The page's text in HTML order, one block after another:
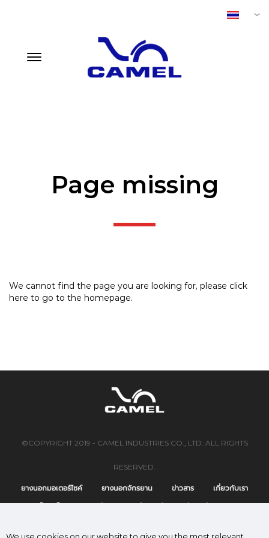
Page missing
We cannot find the page you are looking for, please click
here to go to the homepage.
©COPYRIGHT 2019 - CAMEL INDUSTRIES CO., LTD. ALL RIGHTS
RESERVED.
ยางนอกมอเตอร์ไซค์
ยางนอกจักรยาน ข่าวสาร
เกี่ยวกับเรา
แค็ตตาล็อก
ติดต่อเรา นโยบายคุ้มครองข้อมูลส่วนบุคคล